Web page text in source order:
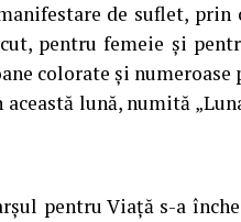
de suflet,
pentru femeie și
colorate și
lună, numită
pentru Viață s-a